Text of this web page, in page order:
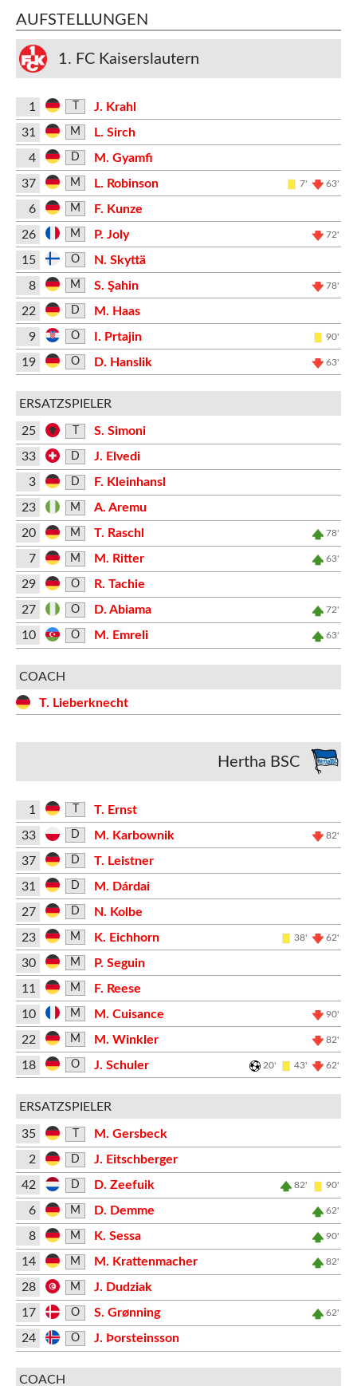
AUFSTELLUNGEN
1. FC Kaiserslautern
1
J. Krahl
31
M
L. Sirch
4
D
M. Gyamfi
37
M L. Robinson 7' 63'
6 M
F. Kunze
26
M P. Joly 72'
15 O
N. Skyttä
8
M S. Şahin 78'
22 D
M. Haas
9
O I. Prtajin 90'
19 O D. Hanslik 63'
ERSATZSPIELER
25
S. Simoni
33
D
J. Elvedi
3
D
F. Kleinhansl
23
M
A. Aremu
20
M T. Raschl 78'
7 M M. Ritter 63'
29 O
R. Tachie
27
O D. Abiama 72'
10 O M. Emreli 63'
COACH
T. Lieberknecht
Hertha BSC
1
T. Ernst
33
D M. Karbownik 82'
37 D
T. Leistner
31
D
M. Dárdai
27
D
N. Kolbe
23
M K. Eichhorn 38' 62'
30 M
P. Seguin
11
M
F. Reese
10
M M. Cuisance 90'
22 M M. Winkler 82'
18 O J. Schuler 20' 43' 62'
ERSATZSPIELER
35
M. Gersbeck
2
D
J. Eitschberger
42
D D. Zeefuik 82' 90'
6 M D. Demme 62'
8 M K. Sessa 90'
14 M M. Krattenmacher 82'
28 M
J. Dudziak
17
O S. Grønning 62'
24 O J. Þorsteinsson
COACH